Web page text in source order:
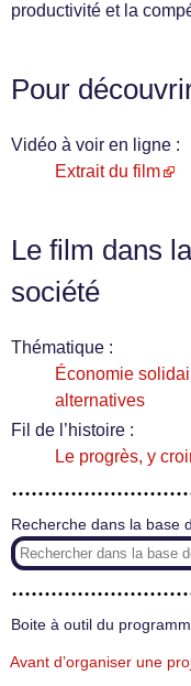
productivité et la
Pour
Vidéo à voir en ligne :
Extrait du film
Le film dans
société
Thématique :
Économie
alternatives
Fil de l’histoire :
Le progrès, y
Recherche dans la base
Boite à outil du
Avant d’organiser une